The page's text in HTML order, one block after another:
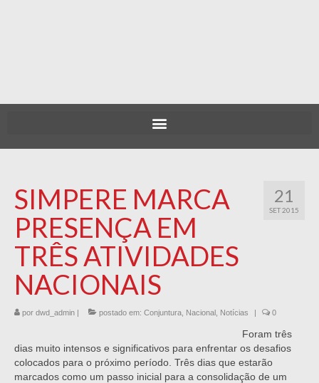
21
SET 2015
SIMPERE MARCA
PRESENÇA EM
TRÊS ATIVIDADES
NACIONAIS
por dwd_admin | postado em: Conjuntura Nacional Notícias | 0
Foram três
dias muito intensos e significativos para enfrentar os desafios
colocados para o próximo período. Três dias que estarão
marcados como um passo inicial para a consolidação de um